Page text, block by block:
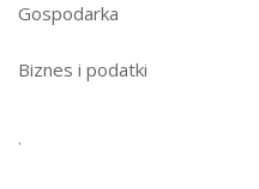
Gospodarka
Biznes i podatki
.